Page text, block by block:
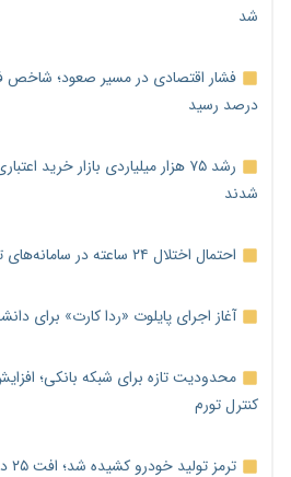
شد
درصد رسید
رشد ۷۵ هزار میلیاردی بازار خرید
شدند
احتمال اختلال ۲۴ ساعته در سامانه‌های تأمین اجتماعی
آغاز اجرای پایلوت «ردا کارت» برای
محدودیت تازه برای شبکه بانکی؛
کنترل تورم